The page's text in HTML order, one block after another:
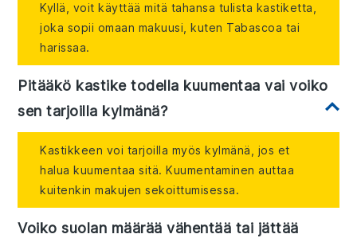
Kyllä, voit käyttää mitä tahansa tulista kastiketta,
joka sopii omaan makuusi, kuten Tabascoa tai
harissaa.
Pitääkö kastike todella kuumentaa vai voiko
sen tarjoilla kylmänä?
Kastikkeen voi tarjoilla myös kylmänä, jos et
halua kuumentaa sitä. Kuumentaminen auttaa
kuitenkin makujen sekoittumisessa.
Voiko suolan määrää vähentää tai jättää